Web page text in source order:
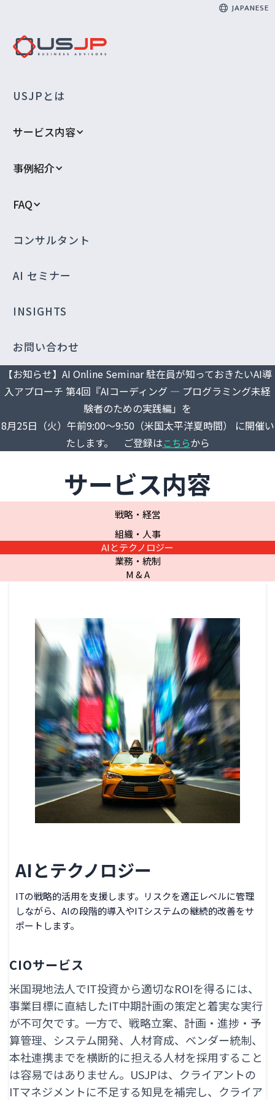
JAPANESE
USJPとは
サービス内容
事例紹介
FAQ
コンサルタント
AI セミナー
INSIGHTS
お問い合わせ
【お知らせ】AI Online Seminar 駐在員が知っておきたいAI導
入アプローチ 第4回『AIコーディング ― プログラミング未経
験者のための実践編」を
8月25日（火）午前9:00～9:50（米国太平洋夏時間） に開催い
たします。 ご登録はこちらから
サービス内容
戦略・経営
組織・人事
AIとテクノロジー
業務・統制
M & A
AIとテクノロジー
ITの戦略的活用を支援します。リスクを適正レベルに管理
しながら、AIの段階的導入やITシステムの継続的改善をサ
ポートします。
CIOサービス
米国現地法人でIT投資から適切なROIを得るには、
事業目標に直結したIT中期計画の策定と着実な実行
が不可欠です。一方で、戦略立案、計画・進捗・予
算管理、システム開発、人材育成、ベンダー統制、
本社連携までを横断的に担える人材を採用すること
は容易ではありません。USJPは、クライアントの
ITマネジメントに不足する知見を補完し、クライア